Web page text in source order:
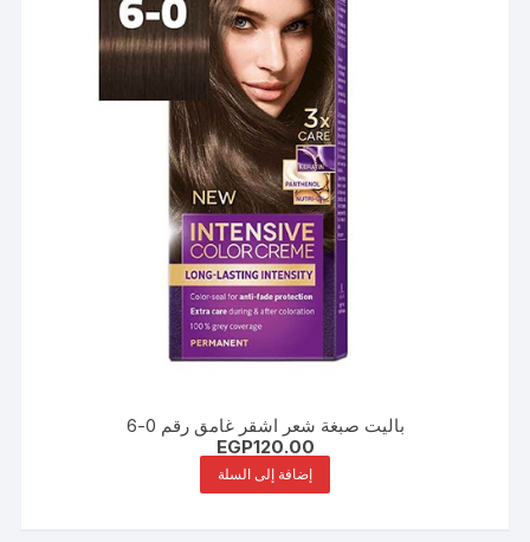
باليت صبغة شعر اشقر غامق رقم 0-6
EGP120.00
إضافة إلى السلة